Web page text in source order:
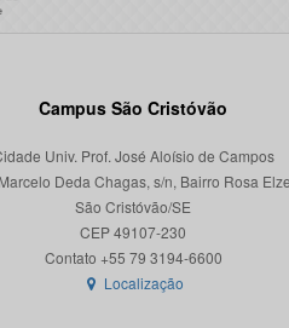
Campus São Cristóvão
Univ. Prof. José Aloísio de Campos
Deda Chagas, s/n, Bairro Rosa Elze
São Cristóvão/SE
CEP 49107-230
Localização